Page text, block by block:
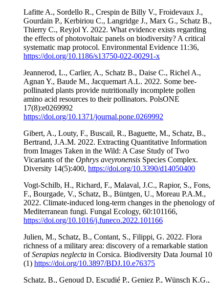
Lafitte A., Sordello R., Crespin de Billy V., Froidevaux J.,
Gourdain P., Kerbiriou C., Langridge J., Marx G., Schatz B.,
Thierry C., Reyjol Y. 2022. What evidence exists regarding
the effects of photovoltaic panels on biodiversity? A critical
systematic map protocol. Environmental Evidence 11:36,
https://doi.org/10.1186/s13750-022-00291-x
Jeannerod, L., Carlier, A., Schatz B., Daise C., Richel A.,
Agnan Y., Baude M., Jacquemart A.L. 2022. Some bee-
pollinated plants provide nutritionally incomplete pollen
amino acid resources to their pollinators. PolsONE
17(8):e0269992
https://doi.org/10.1371/journal.pone.0269992
Gibert, A., Louty, F., Buscail, R., Baguette, M., Schatz, B.,
Bertrand, J.A.M. 2022. Extracting Quantitative Information
from Images Taken in the Wild: A Case Study of Two
Vicariants of the Ophrys aveyronensis Species Complex.
Diversity 14(5):400, https://doi.org/10.3390/d14050400
Vogt-Schilb, H., Richard, F., Malaval, J.C., Rapior, S., Fons,
F., Bourgade, V., Schatz, B., Büntgen, U., Moreau P.A.M.,
2022. Climate-induced long-term changes in the phenology of
Mediterranean fungi. Fungal Ecology, 60:101166,
https://doi.org/10.1016/j.funeco.2022.101166
Julien, M., Schatz, B., Contant, S., Filippi, G. 2022. Flora
richness of a military area: discovery of a remarkable station
ofSerapias neglecta in Corsica. Biodiversity Data Journal 10
(1) https://doi.org/10.3897/BDJ.10.e76375
Schatz, B., Genoud D, Escudié P., Geniez P., Wünsch K.G.,